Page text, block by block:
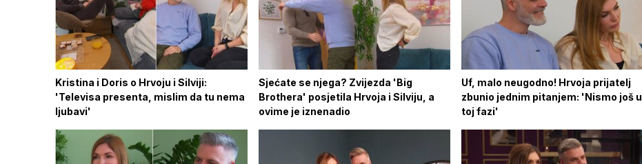
Kristina i Doris o Hrvoju i Silviji:
'Televisa presenta, mislim da tu nema
ljubavi'
Sjećate se njega? Zvijezda 'Big
Brothera' posjetila Hrvoja i Silviju, a
ovime je iznenadio
Uf, malo neugodno! Hrvoja prijatelj
zbunio jednim pitanjem: 'Nismo još u
toj fazi'